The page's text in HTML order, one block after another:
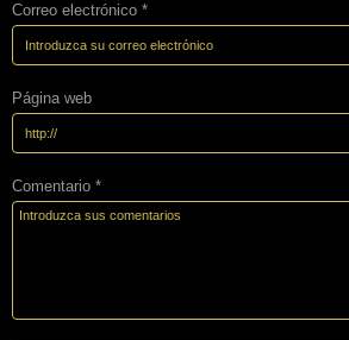
Correo electrónico *
Página web
Comentario *